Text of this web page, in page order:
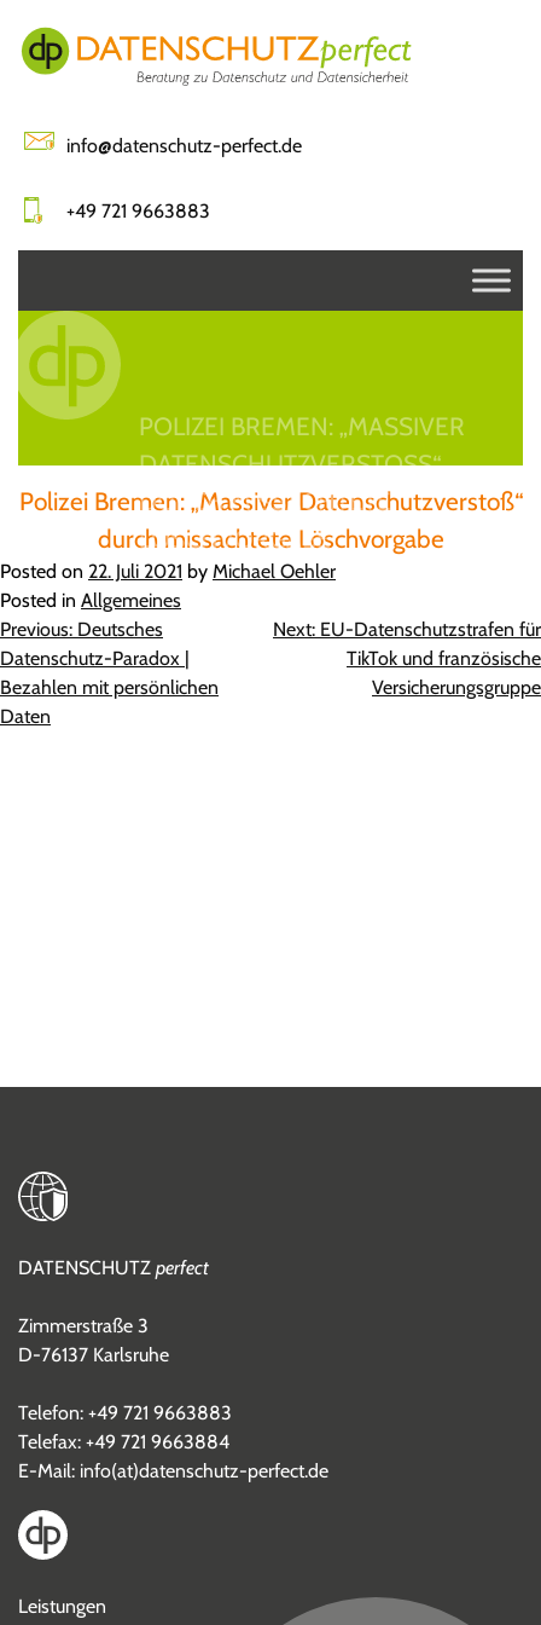
content
info@datenschutz-perfect.de
+49 721 9663883
POLIZEI BREMEN: „MASSIVER
DATENSCHUTZVERSTOSS“ D
URCH MISSACHTETE L
ÖSCHVORGABE
Polizei Bremen: „Massiver Datenschutzverstoß“
durch missachtete Löschvorgabe
Posted on 22. Juli 2021 by Michael Oehler
Posted in Allgemeines
Beitragsnavigation
Previous: Deutsches
Datenschutz-Paradox |
Bezahlen mit persönlichen
Daten
Next: EU-Datenschutzstrafen für
TikTok und französische
Versicherungsgruppe
DATENSCHUTZ perfect
Zimmerstraße 3
D-76137 Karlsruhe
Telefon: +49 721 9663883
Telefax: +49 721 9663884
E-Mail: info(at)datenschutz-perfect.de
Leistungen